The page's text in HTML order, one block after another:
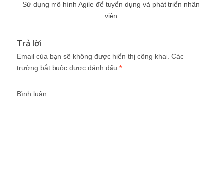
Sử dụng mô hình Agile để tuyển dụng và phát triển nhân
viên
Trả lời
Email của bạn sẽ không được hiển thị công khai. Các
trường bắt buộc được đánh dấu *
Bình luận